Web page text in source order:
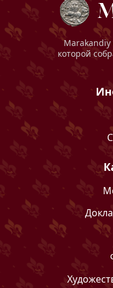
Marakandiy
которой